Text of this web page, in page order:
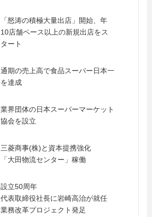
「怒涛の積極大量出店」開始、年
10店舗ペース以上の新規出店をス
タート
通期の売上高で食品スーパー日本一
を達成
業界団体の日本スーパーマーケット
協会を設立
三菱商事(株)と資本提携強化
「大田物流センター」稼働
設立50周年
代表取締役社長に岩崎高治が就任
業務改革プロジェクト発足